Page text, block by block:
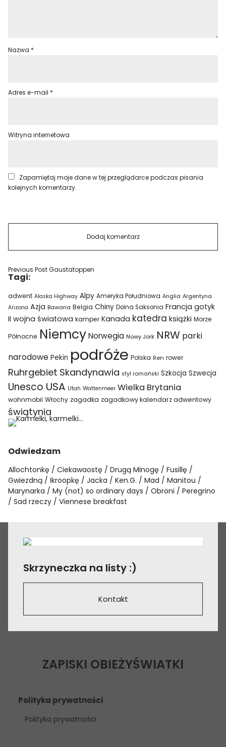
Nazwa *
Adres e-mail *
Witryna internetowa
Zapamiętaj moje dane w tej przeglądarce podczas pisania
kolejnych komentarzy.
Previous PostGaustatoppen
Tagi:
adwent Alaska Highway Alpy Ameryka Południowa Anglia Argentyna
Arizona Azja Bawaria Belgia Chiny Dolna Saksonia Francja gotyk
II wojna światowa kamper Kanada katedra książki Morze
Północne Niemcy Norwegia Nowy Jork NRW parki
narodowe Pekin podróże Polska Ren rower
Ruhrgebiet Skandynawia styl romański Szkocja Szwecja
Unesco USA Utah Wattenmeer Wielka Brytania
wohnmobil Włochy zagadka zagadkowy kalendarz adwentowy
świątynia
Odwiedzam
Allochtonkę Ciekawaostę Drugą Minogę
Fusillę
Gwiezdną
Ikroopkę Jacka Ken.G. Mad
Manitou
Marynarka
My (not) so ordinary days Obroni
Peregrino
Sad rzeczy
Viennese breakfast
Skrzyneczka na listy :)
Kontakt
ZAPISKI OBIEŻYŚWIATKI
Polityka prywatności
Polityka prywatności